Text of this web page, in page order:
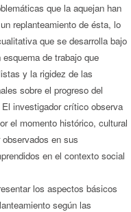
que la aquejan han
replanteamiento de ésta, lo
que se desarrolla bajo
de trabajo que
y la rigidez de las
sobre el progreso del
investigador crítico observa
el momento histórico, cultural
en sus
en el contexto social
los aspectos básicos
según las